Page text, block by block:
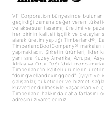
VF Corporation bünyesinde
geçirdiği zamana değer veren
ve aksesuar tasarımı, üretimi ve
her birinin kaliteli işçilik ve detaylar
alarak üretim yaptığı Timberland®,
TimberlandBootCompany® markaları
yapmaktadır. Şirketin ürünleri, lider
yanı sıra Kuzey Amerika, Avrupa,
Afrika ve Orta Doğu'daki mono-
Timberland'in kaliteli ürünlerin
“doingwellanddoinggood" (iyiyiz ve
çalışanlar, tüketiciler ve hizmet
kuvvetlendirilmesiyle yaşadıkları ve
Timberland hakkında daha
adresini ziyaret ediniz.